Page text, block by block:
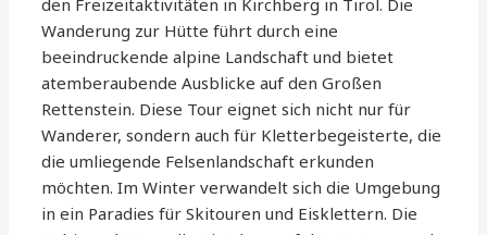
den Freizeitaktivitäten in Kirchberg in Tirol. Die
Wanderung zur Hütte führt durch eine
beeindruckende alpine Landschaft und bietet
atemberaubende Ausblicke auf den Großen
Rettenstein. Diese Tour eignet sich nicht nur für
Wanderer, sondern auch für Kletterbegeisterte, die
die umliegende Felsenlandschaft erkunden
möchten. Im Winter verwandelt sich die Umgebung
in ein Paradies für Skitouren und Eisklettern. Die